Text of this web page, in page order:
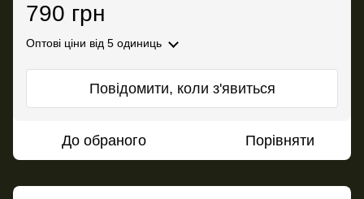
790 грн
Оптові ціни від 5 одиниць
Повідомити, коли з'явиться
До обраного Порівняти